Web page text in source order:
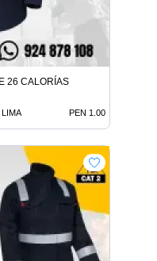
26 CALORÍAS
LIMA PEN 1.00